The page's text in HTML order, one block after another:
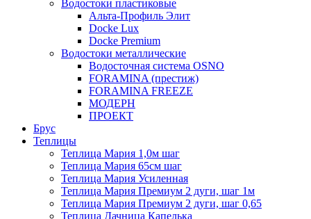
Водостоки пластиковые
Альта-Профиль Элит
Docke Lux
Docke Premium
Водостоки металлические
Водосточная система OSNO
FORAMINA (престиж)
FORAMINA FREEZE
МОДЕРН
ПРОЕКТ
Брус
Теплицы
Теплица Мария 1,0м шаг
Теплица Мария 65см шаг
Теплица Мария Усиленная
Теплица Мария Премиум 2 дуги, шаг 1м
Теплица Мария Премиум 2 дуги, шаг 0,65
Теплица Дачница Капелька